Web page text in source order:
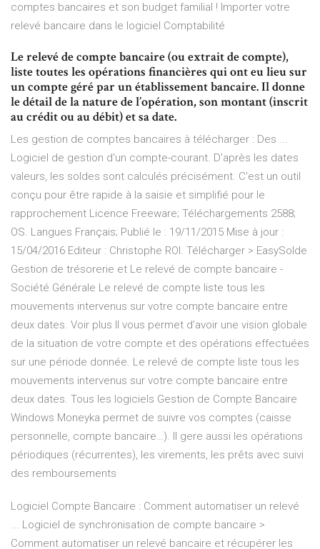
comptes bancaires et son budget familial ! Importer votre
relevé bancaire dans le logiciel Comptabilité
Le relevé de compte bancaire (ou extrait de compte),
liste toutes les opérations financières qui ont eu lieu sur
un compte géré par un établissement bancaire. Il donne
le détail de la nature de l’opération, son montant (inscrit
au crédit ou au débit) et sa date.
Les gestion de comptes bancaires à télécharger : Des ...
Logiciel de gestion d'un compte-courant. D'après les dates
valeurs, les soldes sont calculés précisément. C'est un outil
conçu pour être rapide à la saisie et simplifié pour le
rapprochement Licence Freeware; Téléchargements 2588;
OS. Langues Français; Publié le : 19/11/2015 Mise à jour :
15/04/2016 Editeur : Christophe ROI. Télécharger > EasySolde
Gestion de trésorerie et Le relevé de compte bancaire -
Société Générale Le relevé de compte liste tous les
mouvements intervenus sur votre compte bancaire entre
deux dates. Voir plus Il vous permet d’avoir une vision globale
de la situation de votre compte et des opérations effectuées
sur une période donnée. Le relevé de compte liste tous les
mouvements intervenus sur votre compte bancaire entre
deux dates. Tous les logiciels Gestion de Compte Bancaire
Windows Moneyka permet de suivre vos comptes (caisse
personnelle, compte bancaire…). Il gere aussi les opérations
périodiques (récurrentes), les virements, les prêts avec suivi
des remboursements
Logiciel Compte Bancaire : Comment automatiser un relevé
... Logiciel de synchronisation de compte bancaire >
Comment automatiser un relevé bancaire et récupérer les